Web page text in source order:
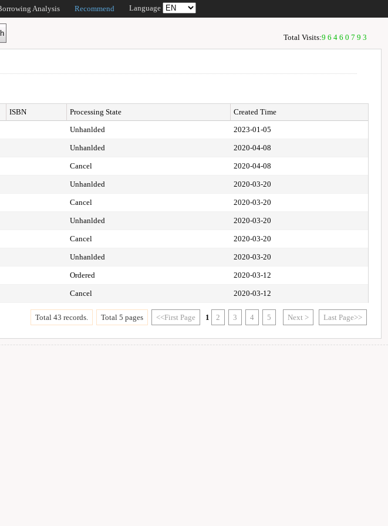
Analysis Recommend Language
Total Visits:96460793
ISBN Processing State
Created Time
Unhanlded 2023-01-05
Unhanlded 2020-04-08
Cancel 2020-04-08
Unhanlded 2020-03-20
Cancel 2020-03-20
Unhanlded 2020-03-20
Cancel 2020-03-20
Unhanlded 2020-03-20
Ordered 2020-03-12
Cancel 2020-03-12
Total 43 records. Total 5 pages <<First Page 1 2 3 4 5 Next > Last Page>>